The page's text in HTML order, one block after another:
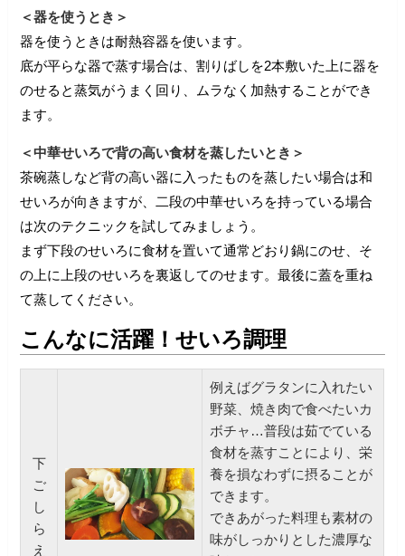
＜器を使うとき＞
器を使うときは耐熱容器を使います。
底が平らな器で蒸す場合は、割りばしを2本敷いた上に器を
のせると蒸気がうまく回り、ムラなく加熱することができ
ます。
＜中華せいろで背の高い食材を蒸したいとき＞
茶碗蒸しなど背の高い器に入ったものを蒸したい場合は和
せいろが向きますが、二段の中華せいろを持っている場合
は次のテクニックを試してみましょう。
まず下段のせいろに食材を置いて通常どおり鍋にのせ、そ
の上に上段のせいろを裏返してのせます。最後に蓋を重ね
て蒸してください。
こんなに活躍！せいろ調理
下
ご
し
ら
え
例えばグラタンに入れたい
野菜、焼き肉で食べたいカ
ボチャ…普段は茹でている
食材を蒸すことにより、栄
養を損なわずに摂ることが
できます。
できあがった料理も素材の
味がしっかりとした濃厚な